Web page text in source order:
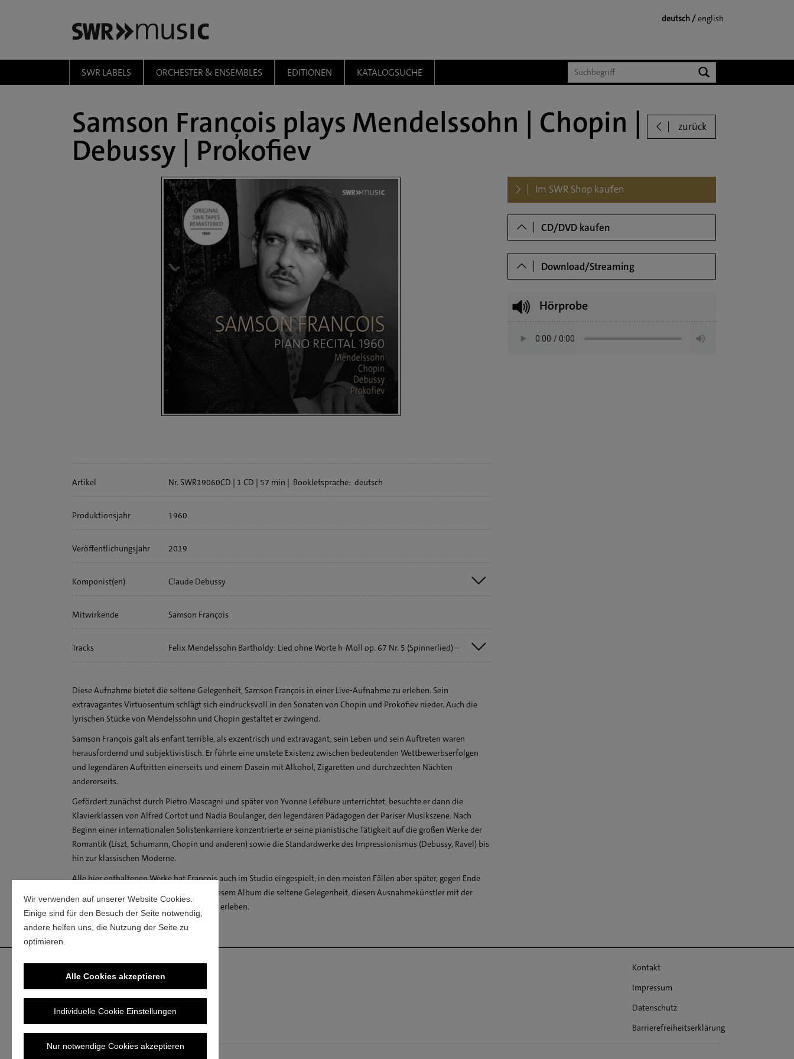
Wir verwenden auf unserer Website Cookies.
Einige sind für den Besuch der Seite notwendig,
andere helfen uns, die Nutzung der Seite zu
optimieren.
Alle Cookies akzeptieren
Individuelle Cookie Einstellungen
Nur notwendige Cookies akzeptieren
deutsch
english
SWR LABELS ORCHESTER & ENSEMBLES EDITIONEN KATALOGSUCHE
zurück
Samson François plays Mendelssohn | Chopin |
Debussy | Prokofiev
Artikel Nr. SWR19060CD 1 CD 57 min Bookletsprache: deutsch
Produktionsjahr 1960
Veröffentlichungs­jahr 2019
Komponist(en)
Claude Debussy
Frédéric Chopin
Mitwirkende Samson François
Tracks
Felix Mendelssohn Bartholdy: Lied ohne Worte h-Moll op. 67 Nr. 5 (Spinnerlied) –
Andante grazioso
Frédéric Chopin: Nocturne f-Moll op. 55 Nr. 1
Frédéric Chopin: Klaviersonate Nr. 2 b-Moll op. 35
Claude Debussy: La danse de Puck (aus: 12 Préludes (Livre I)) – Capricieux et léger
Claude Debussy: La cathédrale engloutie (aus: 12 Préludes (Livre I)) – Profondément
Claude Debussy: Feux d'artifice (aus: Préludes (Livre II))
Sergej Prokofjew: Klaviersonate Nr. 7 B-Dur op. 83
Diese Aufnahme bietet die seltene Gelegenheit, Samson François in einer Live-Aufnahme zu erleben. Sein
extravagantes Virtuosentum schlägt sich eindrucksvoll in den Sonaten von Chopin und Prokofiev nieder. Auch die
lyrischen Stücke von Mendelssohn und Chopin gestaltet er zwingend.
Samson François galt als enfant terrible, als exzentrisch und extravagant; sein Leben und sein Auftreten waren
herausfordernd und subjektivistisch. Er führte eine unstete Existenz zwischen bedeutenden Wettbewerbserfolgen
und legendären Auftritten einerseits und einem Dasein mit Alkohol, Zigaretten und durchzechten Nächten
andererseits.
Gefördert zunächst durch Pietro Mascagni und später von Yvonne Lefébure unterrichtet, besuchte er dann die
Klavierklassen von Alfred Cortot und Nadia Boulanger, den legendären Pädagogen der Pariser Musikszene. Nach
Beginn einer internationalen Solistenkarriere konzentrierte er seine pianistische Tätigkeit auf die großen Werke der
Romantik (Liszt, Schumann, Chopin und anderen) sowie die Standardwerke des Impressionismus (Debussy, Ravel) bis
hin zur klassischen Moderne.
Alle hier enthaltenen Werke hat François auch im Studio eingespielt, in den meisten Fällen aber später, gegen Ende
seines Lebens. Insofern ergibt sich mit diesem Album die seltene Gelegenheit, diesen Ausnahmekünstler mit der
ganzen Wucht einer Konzertaufnahme zu erleben.
DowloadsIm SWR Shop kaufen
CD/DVD kaufen
Download/Streaming
Hörprobe
Kontakt
Impressum
Datenschutz
Barrierefreiheitserklärung